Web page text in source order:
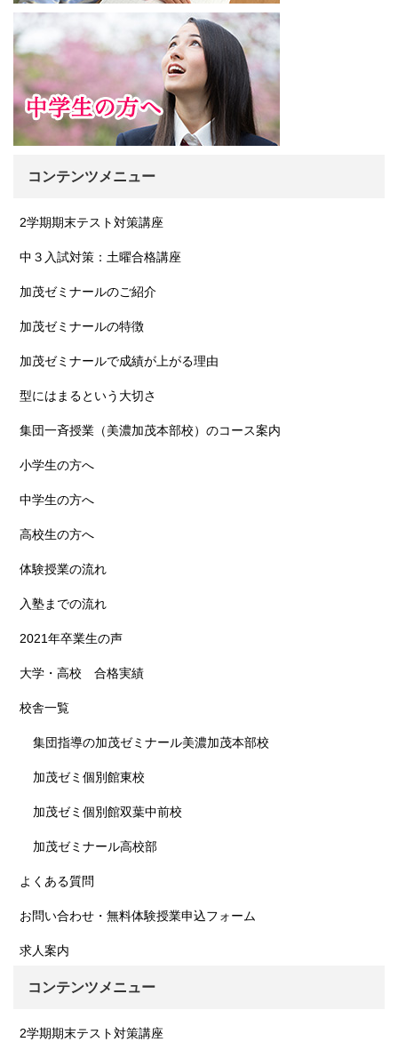
コンテンツメニュー
2学期期末テスト対策講座
中３入試対策：土曜合格講座
加茂ゼミナールのご紹介
加茂ゼミナールの特徴
加茂ゼミナールで成績が上がる理由
型にはまるという大切さ
集団一斉授業（美濃加茂本部校）のコース案内
小学生の方へ
中学生の方へ
高校生の方へ
体験授業の流れ
入塾までの流れ
2021年卒業生の声
大学・高校 合格実績
校舎一覧
集団指導の加茂ゼミナール美濃加茂本部校
加茂ゼミ個別館東校
加茂ゼミ個別館双葉中前校
加茂ゼミナール高校部
よくある質問
お問い合わせ・無料体験授業申込フォーム
求人案内
コンテンツメニュー
2学期期末テスト対策講座